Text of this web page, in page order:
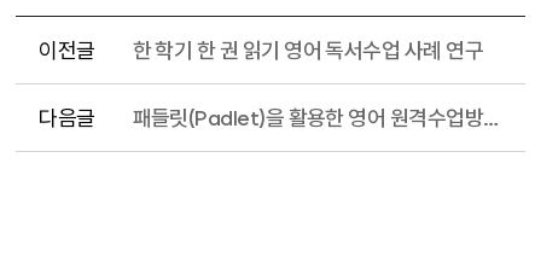
이전글 한 학기 한 권 읽기 영어 독서수업 사례 연구
다음글 패들릿(Padlet)을 활용한 영어 원격수업방안 연구